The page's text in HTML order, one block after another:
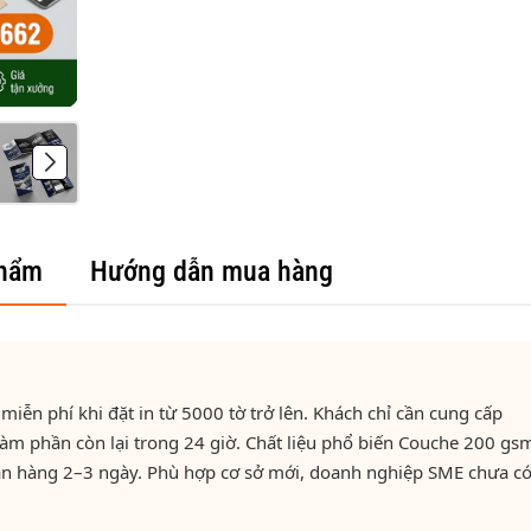
Hướng dẫn mua hàng
phí khi đặt in từ 5000 tờ trở lên. Khách chỉ cần cung cấp
phần còn lại trong 24 giờ. Chất liệu phổ biến Couche 200
2–3 ngày. Phù hợp cơ sở mới, doanh nghiệp SME chưa có